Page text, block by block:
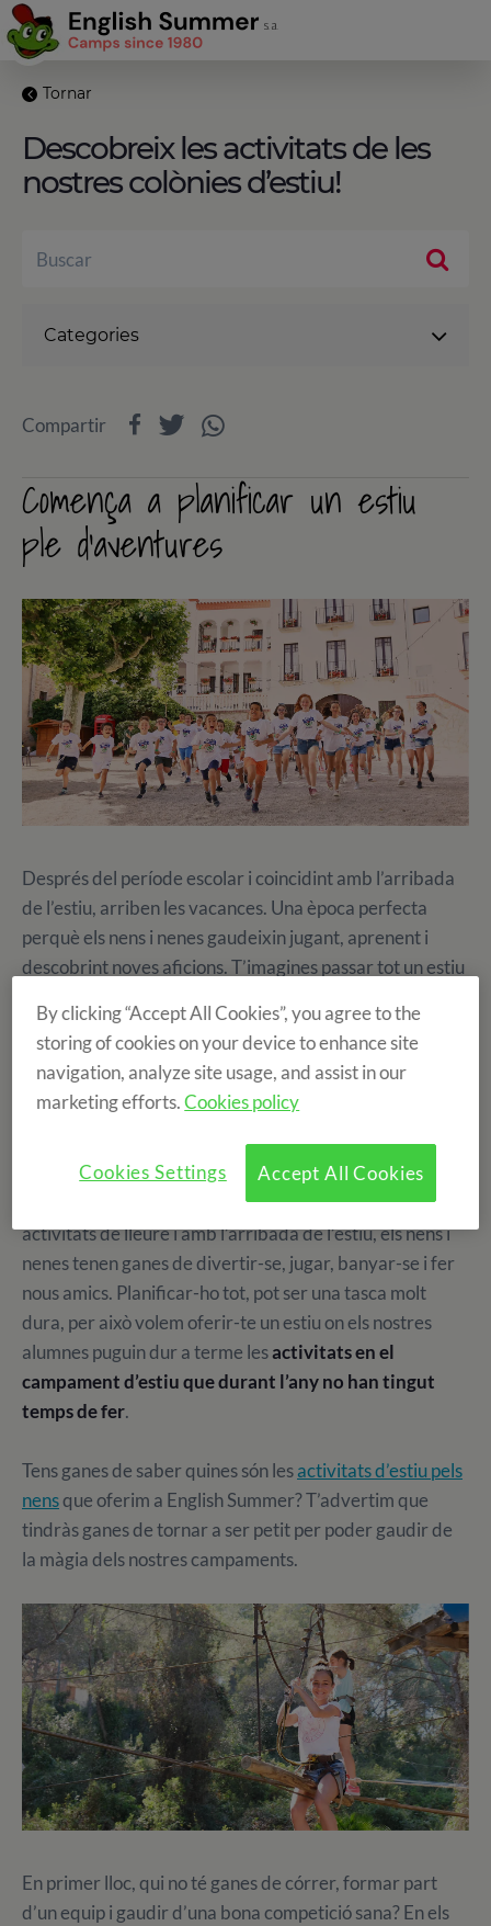
Tornar
Descobreix les activitats de les
nostres colònies d’estiu!
Comença a planificar un estiu
ple d’aventures
Després del període escolar i coincidint amb l’arribada
de l’estiu, arriben les vacances. Una època perfecta
perquè els nens i nenes gaudeixin jugant, aprenent i
descobrint noves aficions. T’imagines passar tot un estiu
agrada? Muntar a cavall, cuinar, aprendre idiomes... O
potser encara no ho saben i ho volen descobrir! Sigui
quina sigui l’elecció definitiva, et convidem a conèixer
totes lesactivitats d’estiu per nensi nenes que oferim a
Sabem que durant l’any és difícil trobar temps per les
activitats de lleure i amb l’arribada de l’estiu, els nens i
nenes tenen ganes de divertir-se, jugar, banyar-se i fer
nous amics. Planificar-ho tot, pot ser una tasca molt
dura, per això volem oferir-te un estiu on els nostres
alumnes puguin dur a terme lesactivitats en el
campament d’estiuque durant l’any no han tingut
temps de fer.
Tens ganes de saber quines són lesactivitats d’estiu pels
nensque oferim a English Summer? T’advertim que
tindràs ganes de tornar a ser petit per poder gaudir de
la màgia dels nostres campaments.
En primer lloc, qui no té ganes de córrer, formar part
d’un equip i gaudir d’una bona competició sana? En els
Categories
Compartir
By clicking “Accept All Cookies”, you agree to the
storing of cookies on your device to enhance site
navigation, analyze site usage, and assist in our
marketing efforts.Cookies policy
Accept All Cookies
Cookies Settings